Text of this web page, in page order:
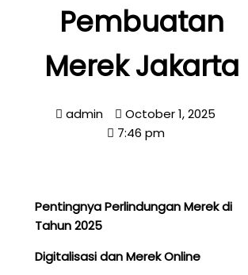
Pembuatan
Merek Jakarta
admin
October 1, 2025
7:46 pm
Pentingnya Perlindungan Merek di
Tahun 2025
Digitalisasi dan Merek Online